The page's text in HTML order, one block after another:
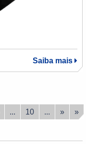
Saiba mais
... 10 ... » »